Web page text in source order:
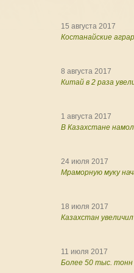
15 августа 2017
Костанайские
8 августа 2017
Китай в 2 раза
1 августа 2017
В Казахстане
24 июля 2017
Мраморную муку
18 июля 2017
Казахстан
11 июля 2017
Более 50 тыс. тонн